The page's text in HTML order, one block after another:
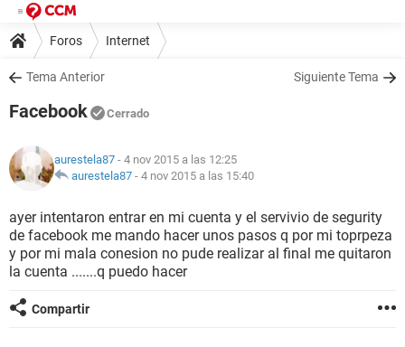
Foros Internet
Tema Anterior Siguiente Tema
Facebook Cerrado
aurestela87 - 4 nov 2015 a las 12:25
aurestela87 - 4 nov 2015 a las 15:40
ayer intentaron entrar en mi cuenta y el servivio de segurity
de facebook me mando hacer unos pasos q por mi toprpeza
y por mi mala conesion no pude realizar al final me quitaron
la cuenta .......q puedo hacer
Compartir